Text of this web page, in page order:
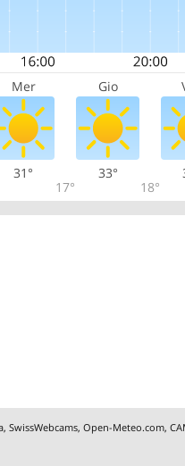
Mer Gio
31°
17°
33°
18°
,SwissWebcams,Open-Meteo.com,